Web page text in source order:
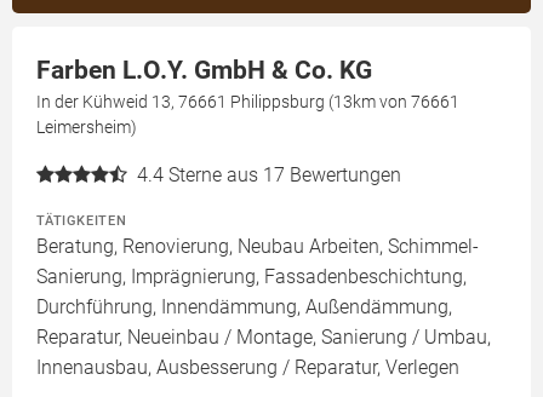
Farben L.O.Y. GmbH & Co. KG
In der Kühweid 13, 76661 Philippsburg (13km von 76661
Leimersheim)
4.4 Sterne aus 17 Bewertungen
TÄTIGKEITEN
Beratung, Renovierung, Neubau Arbeiten, Schimmel-
Sanierung, Imprägnierung, Fassadenbeschichtung,
Durchführung, Innendämmung, Außendämmung,
Reparatur, Neueinbau / Montage, Sanierung / Umbau,
Innenausbau, Ausbesserung / Reparatur, Verlegen